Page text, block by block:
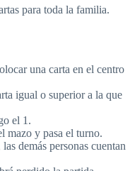
para toda la familia.
una carta en el centro
igual o superior a la que
el 1.
mazo y pasa el turno.
demás personas cuentan